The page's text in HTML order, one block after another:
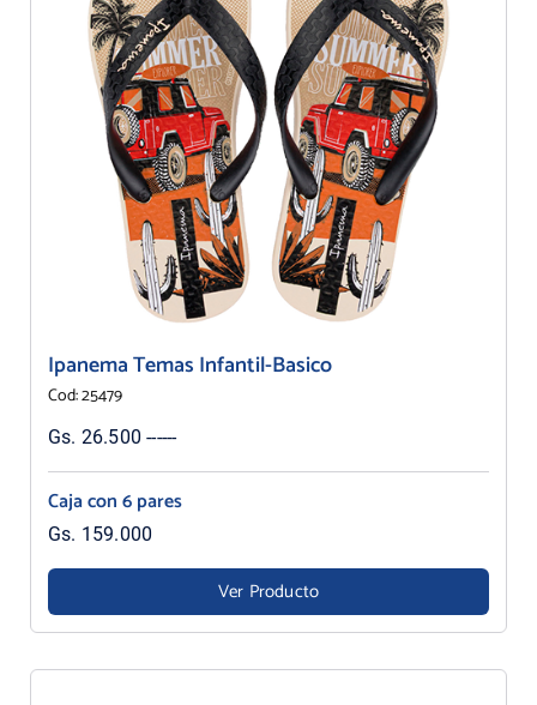
Ipanema Temas Infantil-Basico
Cod: 25479
Gs. 26.500 ------
Caja con 6 pares
Gs. 159.000
Ver Producto